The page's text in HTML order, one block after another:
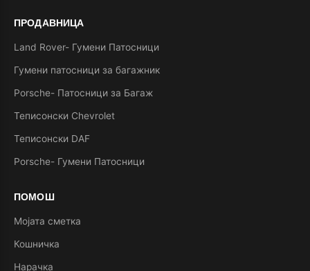
ПРОДАВНИЦА
Land Rover- Гумени Патосници
Гумени патосници за багажник
Porsche- Патосници за Багаж
Теписонски Chevrolet
Теписонски DAF
Porsche- Гумени Патосници
ПОМОШ
Мојата сметка
Кошничка
Нарачка